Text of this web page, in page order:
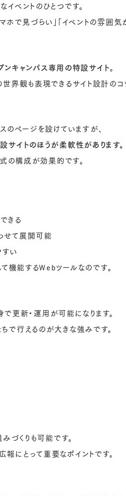
ベントのひとつです。
ホで見づらい」「イベントの雰
キャンパス専用の特設サイト。
界観も表現できるサイト設計のコ
のページを設けていますが、
サイトのほうが柔軟性があります。
の構成が効果的です。
きる
せて展開可能
すい
て機能するWebツールなのです。
更新・運用が可能になります。
で行えるのが大きな強みです。
づくりも可能です。
にとって重要なポイントです。